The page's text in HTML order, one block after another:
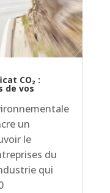
CO₂ :
de vos
un
le
du
qui